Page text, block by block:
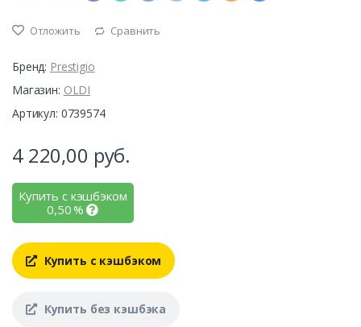
Отложить Сравнить
Бренд: Prestigio
Магазин: OLDI
Артикул: 0739574
4 220,00 руб.
Купить с кэшбэком
0,50%
Купить с кэшбэком
Купить без кэшбэка